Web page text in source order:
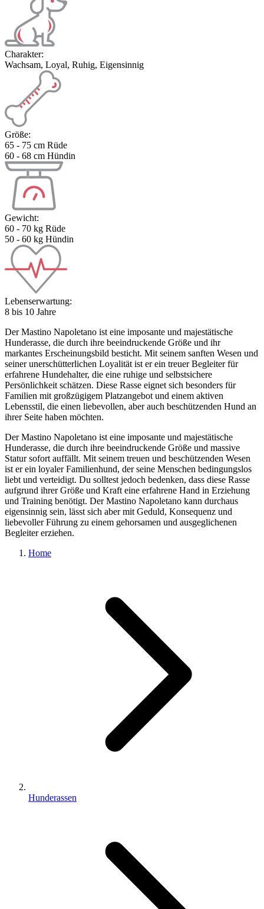
Charakter:
Wachsam, Loyal, Ruhig, Eigensinnig
Größe:
65 - 75 cm Rüde
60 - 68 cm Hündin
Gewicht:
60 - 70 kg Rüde
50 - 60 kg Hündin
Lebenserwartung:
8 bis 10 Jahre
Der Mastino Napoletano ist eine imposante und majestätische
Hunderasse, die durch ihre beeindruckende Größe und ihr
markantes Erscheinungsbild besticht. Mit seinem sanften Wesen und
seiner unerschütterlichen Loyalität ist er ein treuer Begleiter für
erfahrene Hundehalter, die eine ruhige und selbstsichere
Persönlichkeit schätzen. Diese Rasse eignet sich besonders für
Familien mit großzügigem Platzangebot und einem aktiven
Lebensstil, die einen liebevollen, aber auch beschützenden Hund an
ihrer Seite haben möchten.
Der Mastino Napoletano ist eine imposante und majestätische
Hunderasse, die durch ihre beeindruckende Größe und massive
Statur sofort auffällt. Mit seinem treuen und beschützenden Wesen
ist er ein loyaler Familienhund, der seine Menschen bedingungslos
liebt und verteidigt. Du solltest jedoch bedenken, dass diese Rasse
aufgrund ihrer Größe und Kraft eine erfahrene Hand in Erziehung
und Training benötigt. Der Mastino Napoletano kann durchaus
eigensinnig sein, lässt sich aber mit Geduld, Konsequenz und
liebevoller Führung zu einem gehorsamen und ausgeglichenen
Begleiter erziehen.
Home
Hunderassen